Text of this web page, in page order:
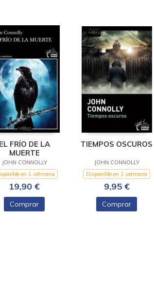
EL FRÍO DE LA
MUERTE
JOHN CONNOLLY
en 1 setmana
19,90 €
Comprar
TIEMPOS OSCUROS
JOHN CONNOLLY
Disponible en 1 setmana
9,95 €
Comprar